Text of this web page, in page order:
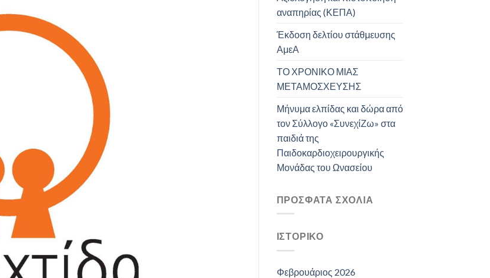
αναπηρίας (ΚΕΠΑ)
Έκδοση δελτίου στάθμευσης
ΑμεΑ
ΤΟ ΧΡΟΝΙΚΟ ΜΙΑΣ
ΜΕΤΑΜΟΣΧΕΥΣΗΣ
Μήνυμα ελπίδας και δώρα από
τον Σύλλογο «ΣυνεχίΖω» στα
παιδιά της
Παιδοκαρδιοχειρουργικής
Μονάδας του Ωνασείου
ΠΡΌΣΦΑΤΑ ΣΧΌΛΙΑ
ΙΣΤΟΡΙΚΌ
Φεβρουάριος 2026